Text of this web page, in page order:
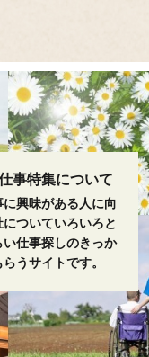
事特集について
興味がある人に向
についていろいろと
い仕事探しのきっか
うサイトです。